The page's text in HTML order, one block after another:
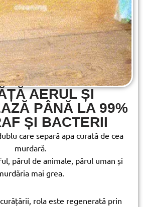
AERUL ȘI
PÂNĂ LA 99%
ȘI BACTERII
care separă apa curată de cea
murdară.
părul de animale, părul uman și
mai grea.
rola este regenerată prin